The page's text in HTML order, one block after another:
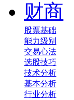
财商
股票基础
能力级别
交易心法
选股技巧
技术分析
基本分析
行业分析